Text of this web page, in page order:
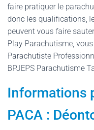
faire pratiquer le
donc les qualifications,
peuvent vous faire
Play Parachutisme,
Parachutiste
BPJEPS Parachutisme
Informations
PACA :